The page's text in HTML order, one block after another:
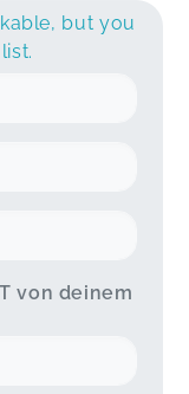
but you
von deinem